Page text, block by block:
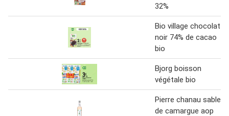
32%
Bio village chocolat
noir 74% de cacao
bio
Bjorg boisson
végétale bio
Pierre chanau sable
de camargue aop